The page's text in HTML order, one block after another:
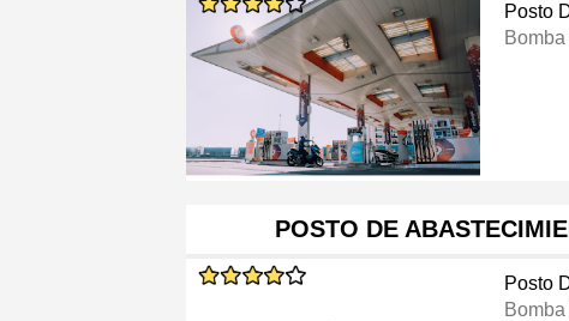
Posto
POSTO DE
Posto